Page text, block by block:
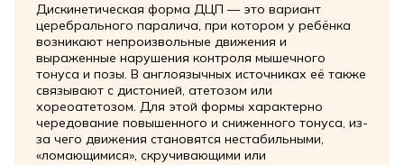
Дискинетическая форма ДЦП — это вариант
церебрального паралича, при котором у ребёнка
возникают непроизвольные движения и
выраженные нарушения контроля мышечного
тонуса и позы. В англоязычных источниках её также
связывают с дистонией, атетозом или
хореоатетозом. Для этой формы характерно
чередование повышенного и сниженного тонуса, из-
за чего движения становятся нестабильными,
«ломающимися», скручивающими или